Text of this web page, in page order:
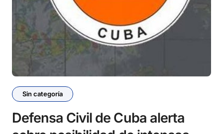
Sin categoría
Defensa Civil de Cuba alerta